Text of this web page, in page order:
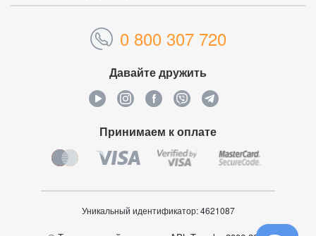
0 800 307 720
Давайте дружить
Принимаем к оплате
Уникальный идентификатор:4621087